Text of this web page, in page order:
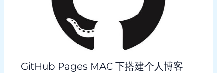
GitHub Pages MAC 下搭建个人博客